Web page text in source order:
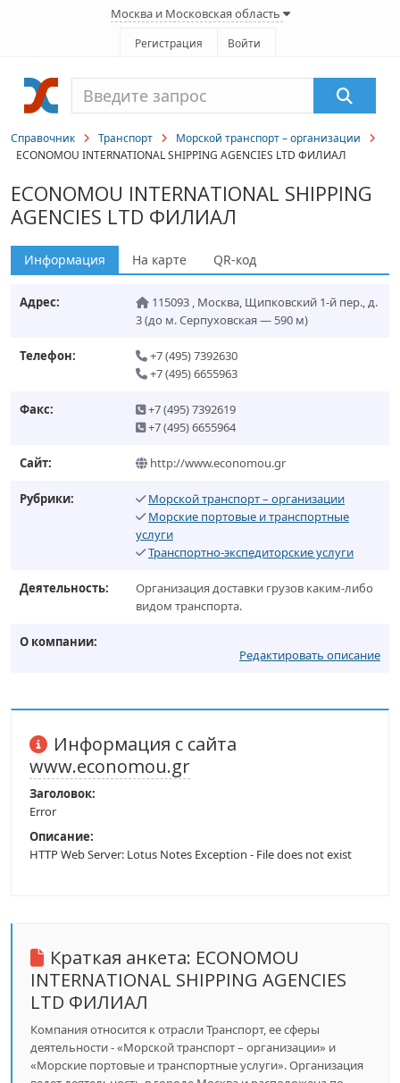
Москва и Московская область
Регистрация Войти
Справочник Транспорт
Морской транспорт – организации
ECONOMOU INTERNATIONAL SHIPPING AGENCIES LTD ФИЛИАЛ
ECONOMOU INTERNATIONAL SHIPPING
AGENCIES LTD ФИЛИАЛ
Информация На карте QR-код
Адрес: 115093 , Москва, Щипковский 1-й пер., д.
3(до м. Серпуховская — 590 м)
Телефон:
+7 (495) 7392630
+7 (495) 6655963
Факс:
+7 (495) 7392619
+7 (495) 6655964
Сайт: http://www.economou.gr
Рубрики:
Морской транспорт – организации
Морские портовые и транспортные
услуги
Транспортно-экспедиторские услуги
Деятельность:
Организация доставки грузов каким-либо
видом транспорта.
О компании:
Редактировать описание
Информация с сайта
www.economou.gr
Заголовок:
Error
Описание:
HTTP Web Server: Lotus Notes Exception - File does not exist
Краткая анкета: ECONOMOU
INTERNATIONAL SHIPPING AGENCIES
LTD ФИЛИАЛ
Компания относится к отрасли Транспорт, ее сферы
деятельности - «Морской транспорт – организации» и
«Морские портовые и транспортные услуги». Организация